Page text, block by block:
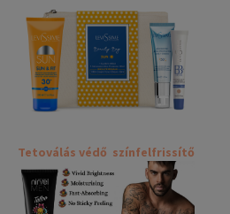
Tetoválás védő színfelfrissítő